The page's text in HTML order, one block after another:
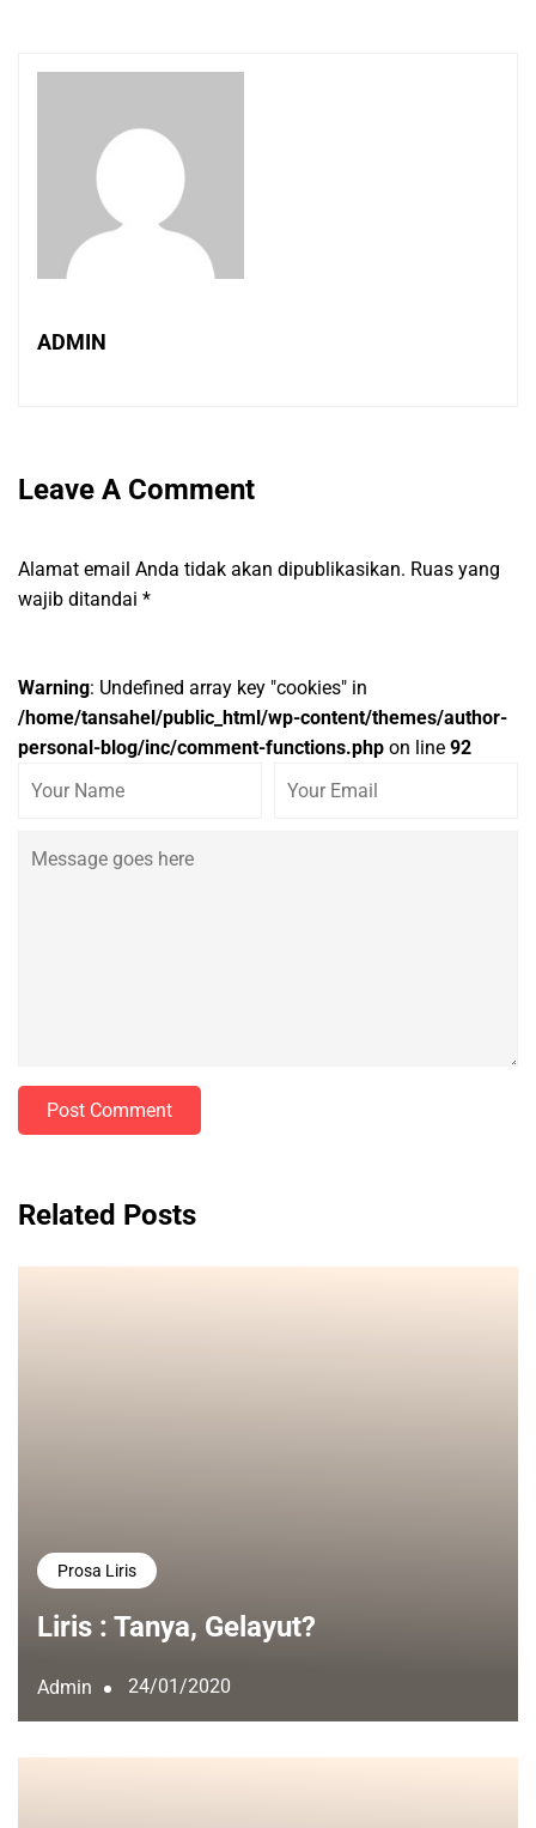
ADMIN
Leave A Comment
Alamat email Anda tidak akan dipublikasikan. Ruas yang
wajib ditandai *
Warning: Undefined array key "cookies" in
/home/tansahel/public_html/wp-content/themes/author-
personal-blog/inc/comment-functions.php on line 92
Post Comment
Related Posts
Prosa Liris
Liris : Tanya, Gelayut?
Admin 24/01/2020